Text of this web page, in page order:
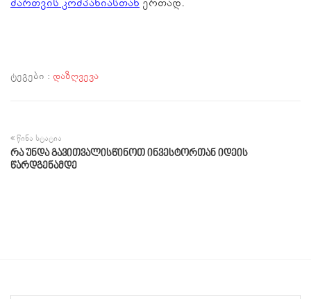
მართვის კომპანიასთან ერთად.
ᲢᲔᲒᲔᲑᲘ : ᲓᲐᲖᲦᲕᲔᲕᲐ
წინა სტატია
რა უნდა გავითვალისწინოთ ინვესტორთან იდეის
წარდგენამდე